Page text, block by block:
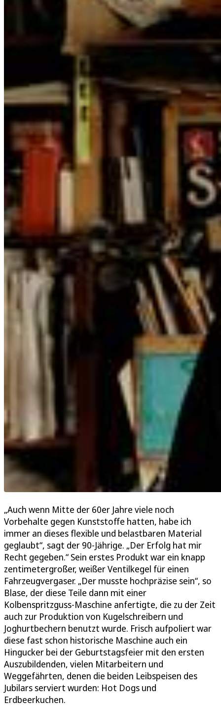
„Auch wenn Mitte der 60er Jahre viele noch
Vorbehalte gegen Kunststoffe hatten, habe ich
immer an dieses flexible und belastbaren Material
geglaubt“, sagt der 90-Jährige. „Der Erfolg hat mir
Recht gegeben.“ Sein erstes Produkt war ein knapp
zentimetergroßer, weißer Ventilkegel für einen
Fahrzeugvergaser. „Der musste hochpräzise sein“, so
Blase, der diese Teile dann mit einer
Kolbenspritzguss-Maschine anfertigte, die zu der Zeit
auch zur Produktion von Kugelschreibern und
Joghurtbechern benutzt wurde. Frisch aufpoliert war
diese fast schon historische Maschine auch ein
Hingucker bei der Geburtstagsfeier mit den ersten
Auszubildenden, vielen Mitarbeitern und
Weggefährten, denen die beiden Leibspeisen des
Jubilars serviert wurden: Hot Dogs und
Erdbeerkuchen.